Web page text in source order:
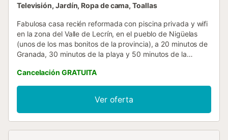
Televisión, Jardín, Ropa de cama, Toallas
Fabulosa casa recién reformada con piscina privada y wifi
en la zona del Valle de Lecrín, en el pueblo de Nigüelas
(unos de los mas bonitos de la provincia), a 20 minutos de
Granada, 30 minutos de la playa y 50 minutos de la
con cocina completamente equipada con horno,
microondas, lavavajilla, etc., salón con aire
acondicionado/bomba de calor y baño completo La planta
superior consta de 2 dormitorios dobles con cama de
matrimonio, 1 dormitorio con litera y un baño completo. La
Cancelación GRATUITA
Ver oferta